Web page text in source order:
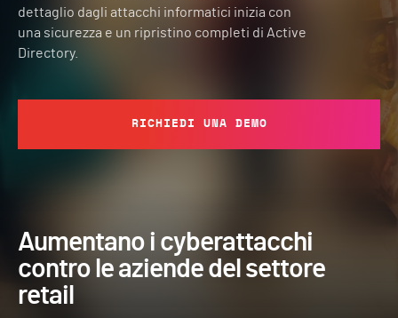
dettaglio dagli attacchi informatici inizia con
una sicurezza e un ripristino completi di Active
Directory.
RICHIEDI UNA DEMO
Aumentano i cyberattacchi
contro le aziende del settore
retail